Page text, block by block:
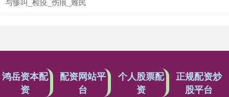
鸿岳资本配
资
配资网站平
台
个人股票配
资
正规配资炒
股平台